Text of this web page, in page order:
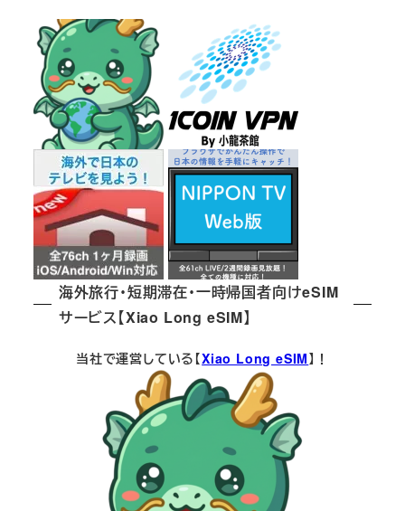
海外旅行・短期滞在・一時帰国者向けeSIM
サービス【Xiao Long eSIM】
当社で運営している【Xiao Long eSIM】！